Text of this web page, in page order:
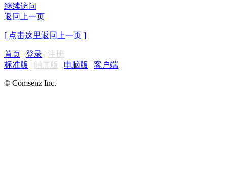
继续访问
返回上一页
[ 点击这里返回上一页 ]
首页 | 登录 | 注册
标准版 | 触屏版 | 电脑版 | 客户端
© Comsenz Inc.